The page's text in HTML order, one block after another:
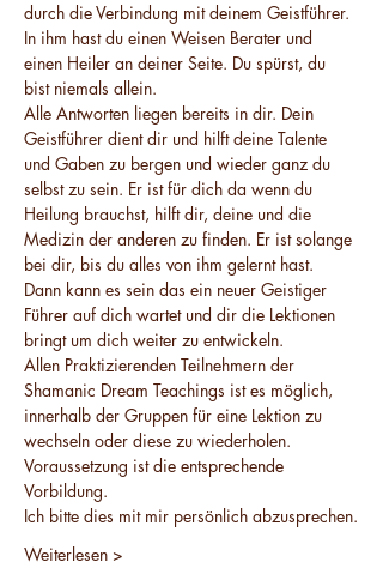
durch die Verbindung mit deinem Geistführer.
In ihm hast du einen Weisen Berater und
einen Heiler an deiner Seite. Du spürst, du
bist niemals allein.
Alle Antworten liegen bereits in dir. Dein
Geistführer dient dir und hilft deine Talente
und Gaben zu bergen und wieder ganz du
selbst zu sein. Er ist für dich da wenn du
Heilung brauchst, hilft dir, deine und die
Medizin der anderen zu finden. Er ist solange
bei dir, bis du alles von ihm gelernt hast.
Dann kann es sein das ein neuer Geistiger
Führer auf dich wartet und dir die Lektionen
bringt um dich weiter zu entwickeln.
Allen Praktizierenden Teilnehmern der
Shamanic Dream Teachings ist es möglich,
innerhalb der Gruppen für eine Lektion zu
wechseln oder diese zu wiederholen.
Voraussetzung ist die entsprechende
Vorbildung.
Ich bitte dies mit mir persönlich abzusprechen.
Weiterlesen >